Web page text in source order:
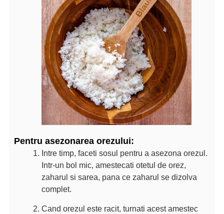
Pentru asezonarea orezului:
Intre timp, faceti sosul pentru a asezona orezul.
Intr-un bol mic, amestecati otetul de orez,
zaharul si sarea, pana ce zaharul se dizolva
complet.
Cand orezul este racit, turnati acest amestec